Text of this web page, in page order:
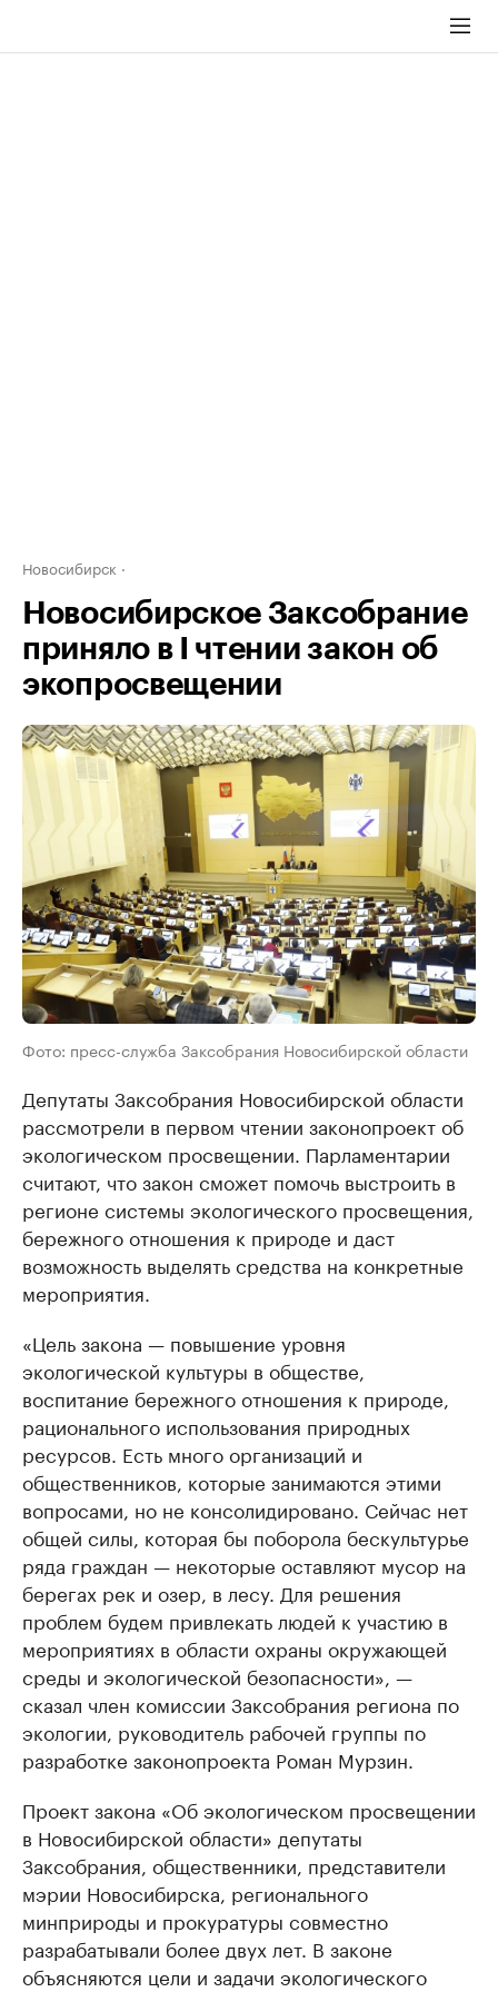
Новосибирск
Новосибирское Заксобрание
приняло в I чтении закон об
экопросвещении
Фото: пресс-служба Заксобрания Новосибирской области
Депутаты Заксобрания Новосибирской области
рассмотрели в первом чтении законопроект об
экологическом просвещении. Парламентарии
считают, что закон сможет помочь выстроить в
регионе системы экологического просвещения,
бережного отношения к природе и даст
возможность выделять средства на конкретные
мероприятия.
«Цель закона — повышение уровня
экологической культуры в обществе,
воспитание бережного отношения к природе,
рационального использования природных
ресурсов. Есть много организаций и
общественников, которые занимаются этими
вопросами, но не консолидировано. Сейчас нет
общей силы, которая бы поборола бескультурье
ряда граждан — некоторые оставляют мусор на
берегах рек и озер, в лесу. Для решения
проблем будем привлекать людей к участию в
мероприятиях в области охраны окружающей
среды и экологической безопасности», —
сказал член комиссии Заксобрания региона по
экологии, руководитель рабочей группы по
разработке законопроекта Роман Мурзин.
Проект закона «Об экологическом просвещении
в Новосибирской области» депутаты
Заксобрания, общественники, представители
мэрии Новосибирска, регионального
минприроды и прокуратуры совместно
разрабатывали более двух лет. В законе
объясняются цели и задачи экологического